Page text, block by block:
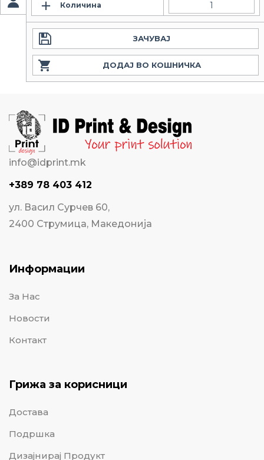
Количина
ЗАЧУВАЈ
ДОДАЈ ВО КОШНИЧКА
info@idprint.mk
+389 78 403 412
ул. Васил Сурчев 60,
2400 Струмица, Македонија
Информации
За Нас
Новости
Контакт
Грижа за корисници
Достава
Подршка
Дизајнирај Продукт